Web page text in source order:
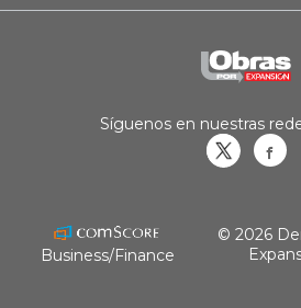
Síguenos en nuestras
Business/Finance
© 2026